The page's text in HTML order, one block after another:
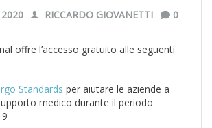
RICCARDO GIOVANETTI 0
offre l’accesso gratuito alle seguenti
Standards per aiutare le aziende a
medico durante il periodo